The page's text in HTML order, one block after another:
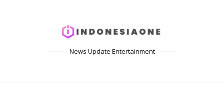
News Update Entertainment